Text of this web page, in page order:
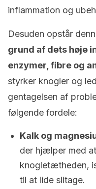
inflammation og
Desuden opstår
grund af dets høje
enzymer, fibre og
styrker knogler og
gentagelsen af
følgende fordele:
Kalk og
der hjælper med
knogletætheden,
til at lide slitage.